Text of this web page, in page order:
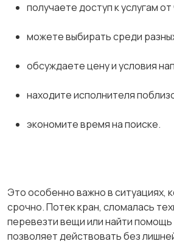
получаете доступ к услугам
можете выбирать среди
обсуждаете цену и условия
находите исполнителя
экономите время на поиске.
Это особенно важно в ситуациях,
срочно. Потек кран, сломалась
перевезти вещи или найти
позволяет действовать без